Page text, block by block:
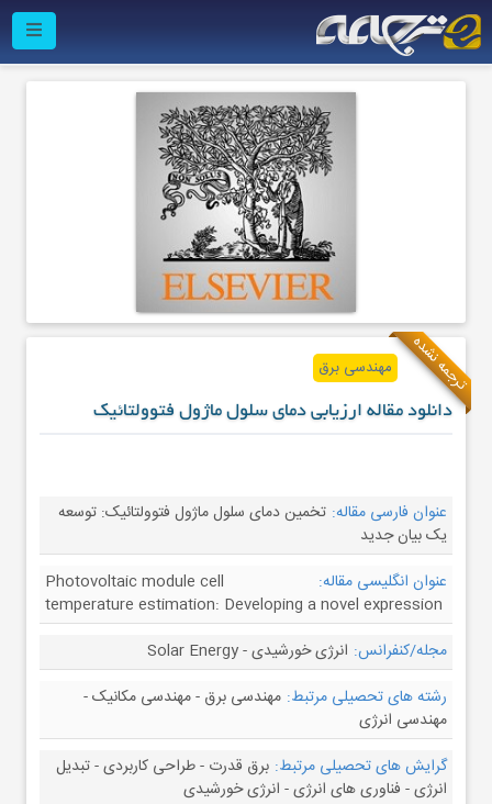
ترجمه نشده مهندسی برق
دانلود مقاله ارزیابی دمای سلول ماژول فتوولتائیک
عنوان فارسی مقاله: تخمین دمای سلول ماژول فتوولتائیک: توسعه
یک بیان جدید
عنوان انگلیسی مقاله:
Photovoltaic module cell
temperature estimation: Developing a novel expression
مجله/کنفرانس: انرژی خورشیدی - Solar Energy
رشته های تحصیلی مرتبط: مهندسی برق - مهندسی مکانیک -
مهندسی انرژی
گرایش های تحصیلی مرتبط: برق قدرت - طراحی کاربردی - تبدیل
انرژی - فناوری های انرژی - انرژی خورشیدی